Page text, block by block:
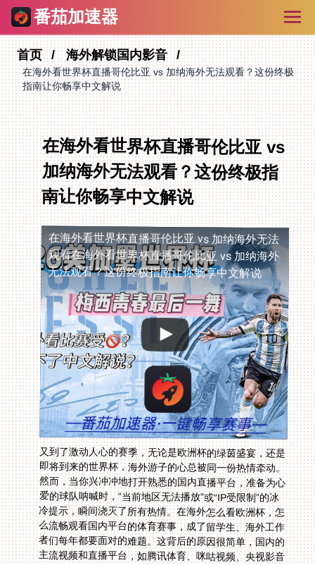
番茄加速器
首页 海外解锁国内影音
在海外看世界杯直播哥伦比亚 vs 加纳海外无法观看？这份终极
指南让你畅享中文解说
在海外看世界杯直播哥伦比亚 vs
加纳海外无法观看？这份终极指
南让你畅享中文解说
在海外看世界杯直播哥伦比亚 vs 加纳海外无法
观看在海外看世界杯直播哥伦比亚 vs 加纳海外
无法观看？这份终极指南让你畅享中文解说
又到了激动人心的赛季，无论是欧洲杯的绿茵盛宴，还是
即将到来的世界杯，海外游子的心总被同一份热情牵动。
然而，当你兴冲冲地打开熟悉的国内直播平台，准备为心
爱的球队呐喊时，“当前地区无法播放”或“IP受限制”的冰
冷提示，瞬间浇灭了所有热情。在海外怎么看欧洲杯，怎
么流畅观看国内平台的体育赛事，成了留学生、海外工作
者们每年都要面对的难题。这背后的原因很简单，国内的
主流视频和直播平台，如腾讯体育、咪咕视频、央视影音
等，都依据版权协议设置了严格的地理位置访问限制。别
担心，这篇文章就是为你准备的。我们将一步步拆解，如
何通过一款可靠的回国加速工具，绕过这些屏障，重新连